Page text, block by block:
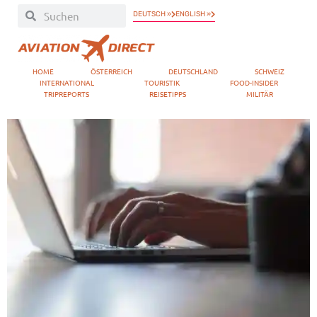
DEUTSCH » ENGLISH »
HOME ÖSTERREICH DEUTSCHLAND
SCHWEIZ
INTERNATIONAL
TOURISTIK
FOOD-INSIDER
TRIPREPORTS
REISETIPPS MILITÄR